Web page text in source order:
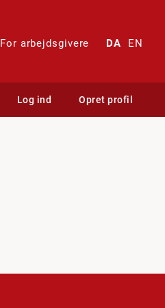
For arbejdsgivere DA EN
Log ind Opret profil